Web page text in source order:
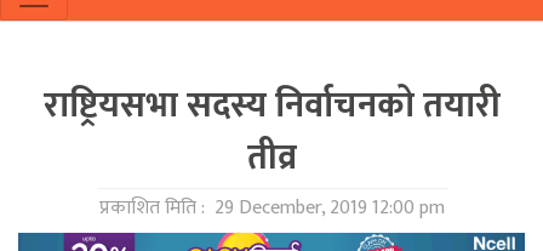
राष्ट्रियसभा सदस्य निर्वाचनकाे तयारी
तीव्र
प्रकाशित मिति : 29 December, 2019 12:00 pm